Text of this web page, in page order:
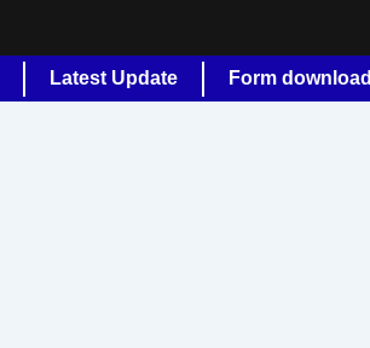
Latest Update Form download